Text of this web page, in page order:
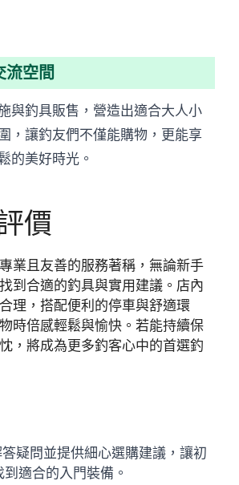
流空間
與釣具販售，營造出適合大人小
，讓釣友們不僅能購物，更能享
的美好時光。
價
業且友善的服務著稱，無論新手
到合適的釣具與實用建議。店內
理，搭配便利的停車與舒適環
時倍感輕鬆與愉快。若能持續保
，將成為更多釣客心中的首選釣
疑問並提供細心選購建議，讓初
適合的入門裝備。